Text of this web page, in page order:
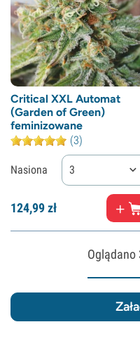
Critical XXL Automat
(Garden of Green)
feminizowane
(3)
Nasiona 3
124,99zł
Oglądano